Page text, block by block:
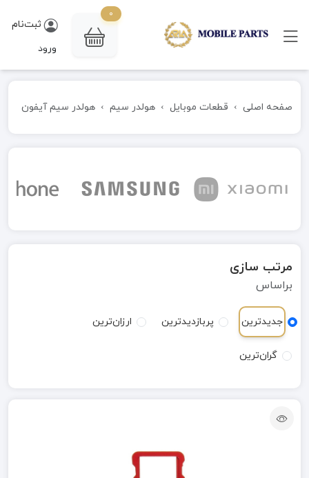
0
ثبت‌نام
ورود
صفحه اصلی قطعات موبایل هولدر سیم هولدر سیم آیفون
مرتب سازی
براساس
جدیدترین پربازدیدترین ارزان‌ترین
گران‌ترین